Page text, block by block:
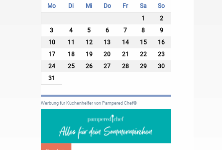
Mo Di Mi Do Fr Sa
So
1
2
3
4 5 6 7 8
9
10
11 12 13 14 15
16
17
18 19 20 21 22
23
24
25 26 27 28 29
30
31
Werbung für Küchenhelfer von Pampered Chef®